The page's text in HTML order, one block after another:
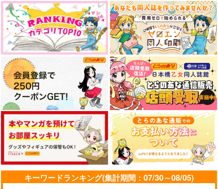
キーワードランキング(集計期間：07/30～08/05)